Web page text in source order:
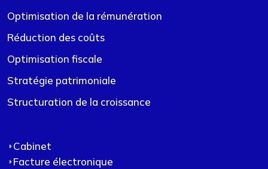
Optimisation de la rémunération
Réduction des coûts
Optimisation fiscale
Stratégie patrimoniale
Structuration de la croissance
Cabinet
Facture électronique